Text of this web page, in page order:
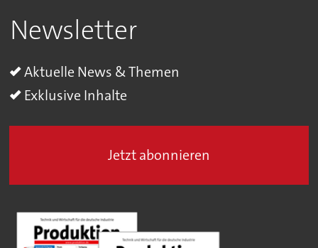
Newsletter
Aktuelle News & Themen
Exklusive Inhalte
Jetzt abonnieren